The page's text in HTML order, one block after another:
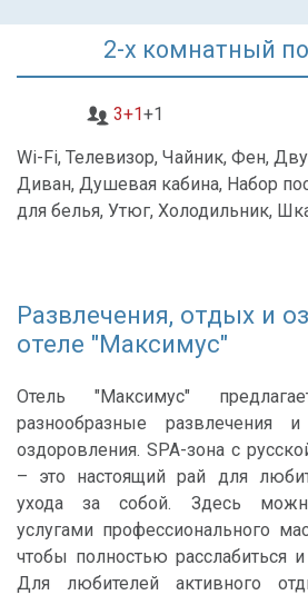
2-х комнатный
3+1+1
Wi-Fi, Телевизор, Чайник, Фен,
Диван, Душевая кабина, Набор
для белья, Утюг, Холодильник,
Развлечения, отдых и
отеле "Максимус"
Отель "Максимус"
разнообразные развлечения
оздоровления. SPA-зона с
– это настоящий рай для
ухода за собой. Здесь
услугами профессионального
чтобы полностью расслабиться
Для любителей активного